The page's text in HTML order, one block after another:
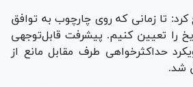
تا زمانی که روی چارچوب به توافق
را تعیین کنیم. پیشرفت قابل‌توجهی
حداکثرخواهی طرف مقابل مانع از
شد.